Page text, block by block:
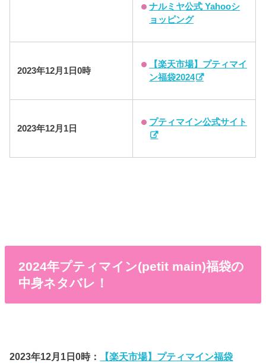
ナルミヤ公式 Yahooシ
ョッピング
2023年12月1日0時
【楽天市場】プティマイ
ン福袋2024
2023年12月1日
プティマイン公式サイト
2024年プティマイン(petit main)福袋の
中身ネタバレ！
2023年12月1日0時：
【楽天市場】プティマイン福袋